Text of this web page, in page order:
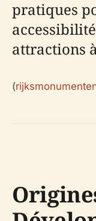
pratiques
attractions
(